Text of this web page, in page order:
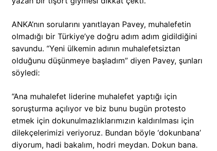
ANKA’nın sorularını yanıtlayan Pavey, muhalefetin
olmadığı bir Türkiye’ye doğru adım adım gidildiğini
savundu. “Yeni ülkemin adının muhalefetsiztan
olduğunu düşünmeye başladım” diyen Pavey, şunları
söyledi:
“Ana muhalefet liderine muhalefet yaptığı için
soruşturma açılıyor ve biz bunu bugün protesto
etmek için dokunulmazlıklarımızın kaldırılması için
dilekçelerimizi veriyoruz. Bundan böyle ‘dokunbana’
diyorum, hadi bakalım, hodri meydan. Dokun bana.